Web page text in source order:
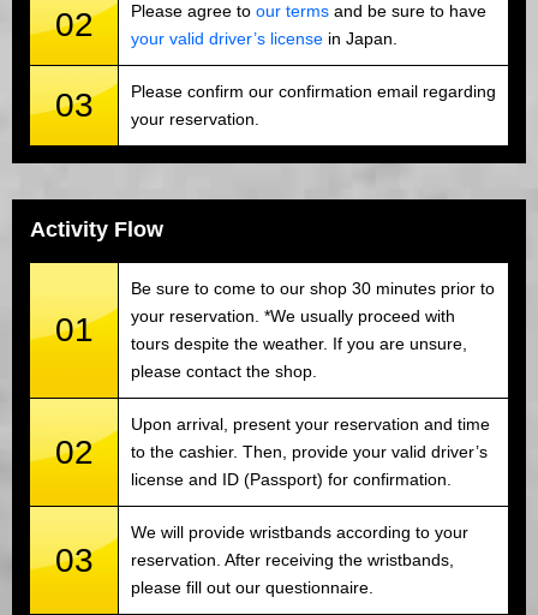
02 Please agree to our terms and be sure to have
your valid driver’s license in Japan.
03
Please confirm our confirmation email regarding
your reservation.
Activity Flow
01
Be sure to come to our shop 30 minutes prior to
your reservation. *We usually proceed with
tours despite the weather. If you are unsure,
please contact the shop.
02
Upon arrival, present your reservation and time
to the cashier. Then, provide your valid driver’s
license and ID (Passport) for confirmation.
03
We will provide wristbands according to your
reservation. After receiving the wristbands,
please fill out our questionnaire.